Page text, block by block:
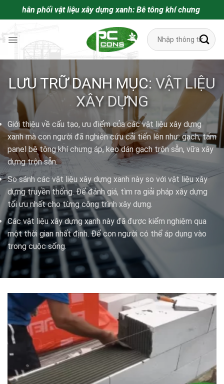
qua
nội
dung
phối vật liệu xây dựng xanh: Bê tông khí chưng áp. Vữa khô
Tìm
kiếm:
LƯU TRỮ DANH MỤC: VẬT LIỆU
XÂY DỰNG
Giới thiệu về cấu tạo, ưu điểm của các vật liệu xây dựng
xanh mà con người đã nghiên cứu cải tiến lên như:gạch, tấm
panel bê tông khí chưng áp, keo dán gạch trộn sẵn, vữa xây
dựng trộn sẵn.
So sánh các vật liệu xây dựng xanh này so với vật liệu xây
dựng truyền thống. Để đánh giá, tìm ra giải pháp xây dựng
tối ưu nhất cho từng công trình xây dựng.
Các vật liệu xây dựng xanh này đã được kiểm nghiệm qua
một thời gian nhất định. Để con người có thể áp dụng vào
trong cuộc sống.